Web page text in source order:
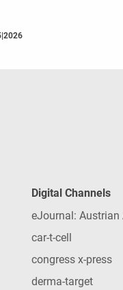
Digital Channels
eJournal: Austrian
car-t-cell
congress x-press
derma-target